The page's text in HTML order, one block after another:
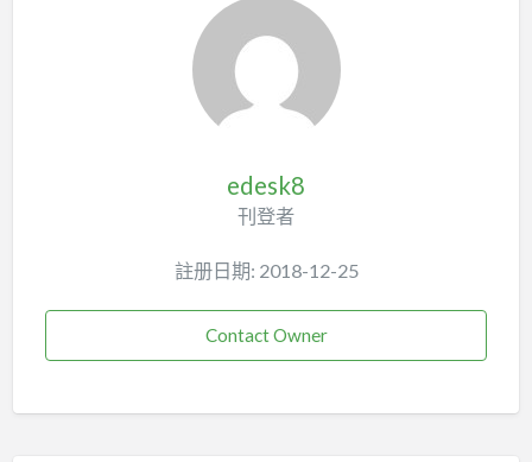
edesk8
刊登者
註册日期: 2018-12-25
Contact Owner